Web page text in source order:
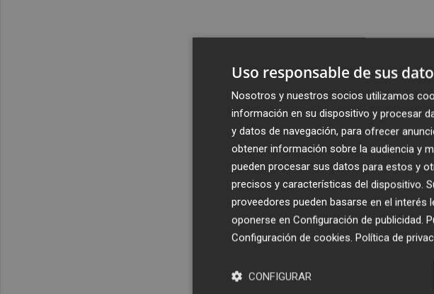
Uso responsable de sus
Nosotros y nuestros socios utilizamos
información en su dispositivo y procesar
y datos de navegación, para ofrecer
obtener información sobre la audiencia y
pueden procesar sus datos para estos y
precisos y características del dispositivo.
proveedores pueden basarse en el
oponerse en Configuración de publicidad.
Configuración de cookies. Política de
CONFIGURAR